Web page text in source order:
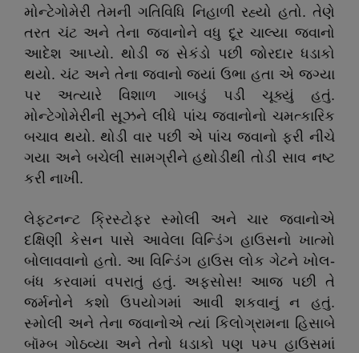
મોન્ટેગોમેરી તેમની ગતિવિધિ નિહાળી રહ્યો હતો. તેણે
તરત ચંટ અને તેના જવાનોને વધુ દૂર ચાલ્યા જવાનો
આદેશ આપ્યો. થોડી જ સેકંડો પછી જોરદાર ધડાકો
થયો. ચંટ અને તેના જવાનો જ્યાં ઉભા હતા એ જગ્યા
પર અત્યારે વિશાળ ગાબડું પડી ચૂક્યું હતું.
મોન્ટેગોમેરીની સૂઝને લીધે પાંચ જવાનોનો ચમત્કારિક
બચાવ થયો. થોડી વાર પછી એ પાંચ જવાનો ફરી નીચે
ગયા અને બચેલી સામગ્રીને હથોડીથી તોડી સાવ નષ્ટ
કરી નાખી.
લેફ્ટનન્ટ ક્રિસ્ટોફર સ્મોલી અને ચાર જવાનોએ
દક્ષિણી કેસન પાસે આવેલા વિન્ડિંગ હાઉસનો ખાત્મો
બોલાવવાનો હતો. આ વિન્ડિંગ હાઉસ લોક ગેટને ખોલ-
બંધ કરવામાં વપરાતું હતું. અફસોસ! આજ પછી તે
જર્મનોને કશો ઉપયોગમાં આવી શકવાનું ન હતું.
સ્મોલી અને તેના જવાનોએ ત્યાં કિલોગ્રામના હિસાબે
બૉમ્બ ગોઠવ્યા અને તેનો ધડાકો પણ પમ્પ હાઉસમાં